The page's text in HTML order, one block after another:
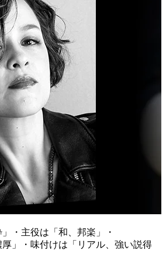
・主役は「和、邦楽」・
」・味付けは「リアル、強い説得